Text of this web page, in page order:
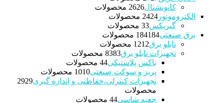
کانونشنال
2626 محصولات
الکتروموتور
2424 محصولات
گیربکس 33 محصولات
برق صنعتی
184184 محصولات
تابلو برق
1212 محصولات
تجهیزات تابلو برق
8383 محصولات
باکس پلاستیکی 44 محصولات
پریز و سوکت صنعتی
1010 محصولات
تجهیزات کنترلی،حفاظتی و اندازه گیری
2929
محصولات
جعبه شاسی 44 محصولات